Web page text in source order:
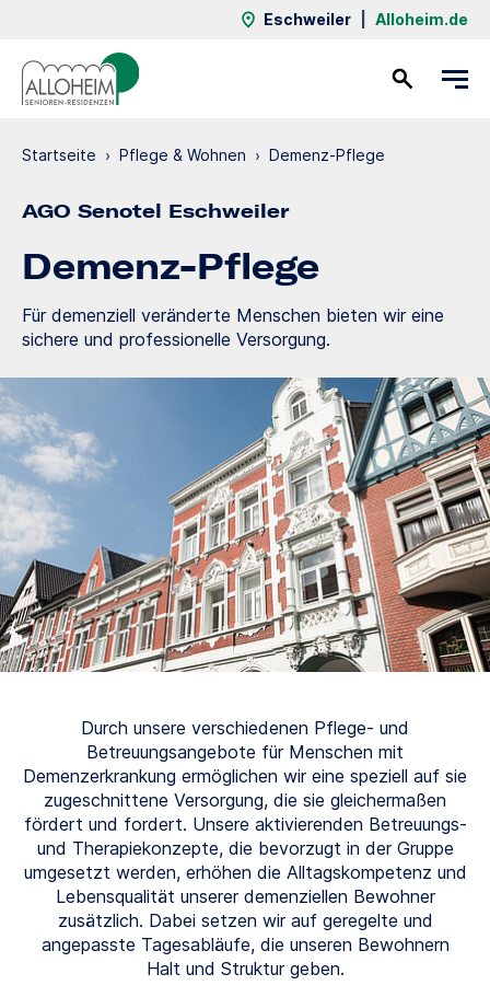
Eschweiler Alloheim.de
Startseite › Pflege & Wohnen › Demenz-Pflege
AGO Senotel Eschweiler
Demenz-Pflege
Für demenziell veränderte Menschen bieten wir eine
sichere und professionelle Versorgung.
Durch unsere verschiedenen Pflege- und
Betreuungsangebote für Menschen mit
Demenzerkrankung ermöglichen wir eine speziell auf sie
zugeschnittene Versorgung, die sie gleichermaßen
fördert und fordert. Unsere aktivierenden Betreuungs-
und Therapiekonzepte, die bevorzugt in der Gruppe
umgesetzt werden, erhöhen die Alltagskompetenz und
Lebensqualität unserer demenziellen Bewohner
zusätzlich. Dabei setzen wir auf geregelte und
angepasste Tagesabläufe, die unseren Bewohnern
Halt und Struktur geben.